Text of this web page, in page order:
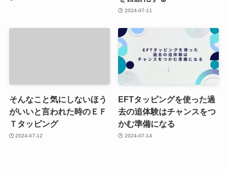
2024-07-11
そんなこと気にしないほう
がいいと言われた時のＥＦ
Ｔタッピング
2024-07-12
EFTタッピングを使った過
去の追体験はチャンスをつ
かむ準備になる
2024-07-14